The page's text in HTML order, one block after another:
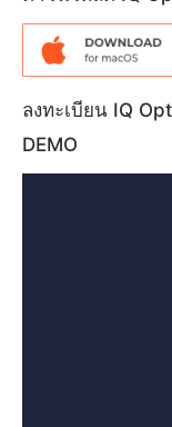
ลงทะเบียน IQ
DEMO